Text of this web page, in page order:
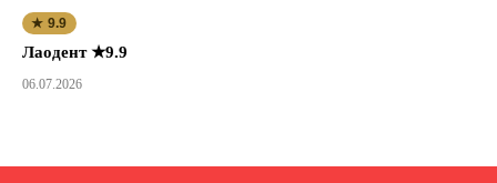
★ 9.9
Лаодент ★9.9
06.07.2026